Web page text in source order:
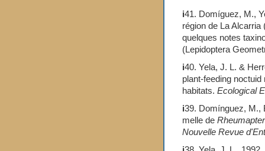
i41. Domíguez, M.,
région de La
quelques notes
(Lepidoptera
i40. Yela, J. L. &
plant-feeding
habitats. Ecological
i39. Domínguez, M.,
melle de
Nouvelle Revue